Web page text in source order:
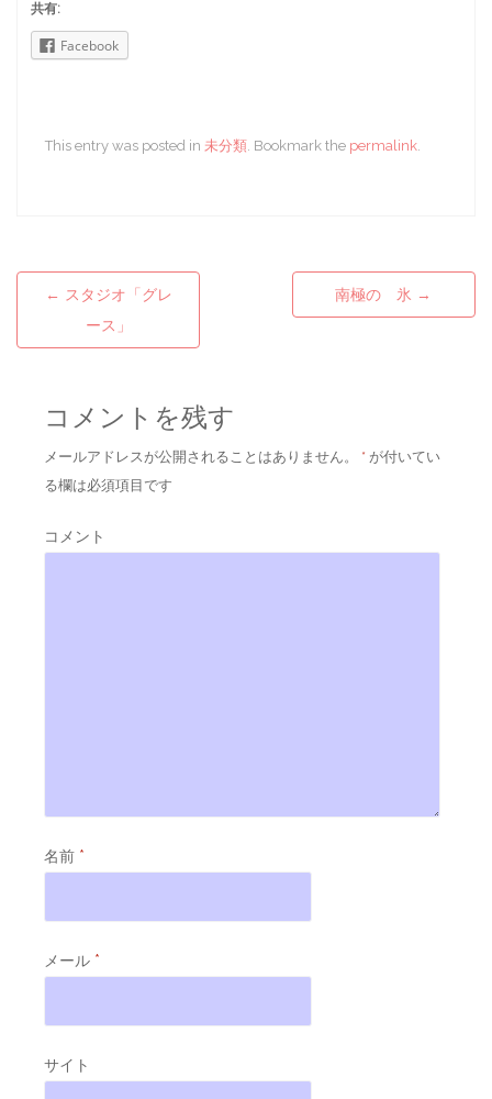
共有:
Facebook
This entry was posted in 未分類 . Bookmark the permalink
Post navigation
← スタジオ「グレ
ース」
南極の 氷 →
コメントを残す
メールアドレスが公開されることはありません。 * が付いてい
る欄は必須項目です
コメント
名前 *
メール *
サイト